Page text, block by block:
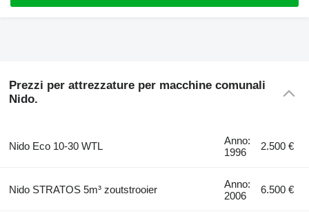
Prezzi per attrezzature per macchine comunali
Nido.
Nido Eco 10-30 WTL
Anno:
1996
2.500 €
Nido STRATOS 5m³ zoutstrooier
Anno:
2006
6.500 €